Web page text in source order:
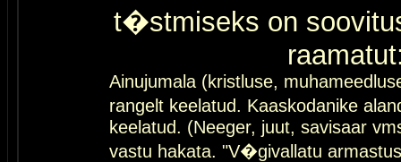
t�stmiseks on
Ainujumala (kristluse,
rangelt keelatud. Kaaskodanike
keelatud. (Neeger, juut, savisaar
vastu hakata. "V�givallatu